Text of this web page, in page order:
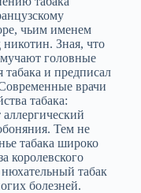
чьим именем
Зная, что
головные
табака и предписал
врачи
табака:
Тем не
табака широко
королевского
табак
болезней.